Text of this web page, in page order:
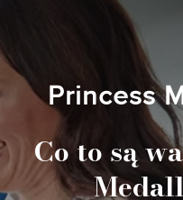
Princess
Co to są